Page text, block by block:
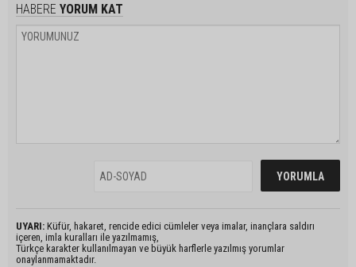
HABERE YORUM KAT
UYARI: Küfür, hakaret, rencide edici cümleler veya imalar, inançlara saldırı
içeren, imla kuralları ile yazılmamış,
Türkçe karakter kullanılmayan ve büyük harflerle yazılmış yorumlar
onaylanmamaktadır.